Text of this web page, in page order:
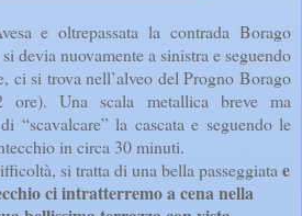
e oltrepassata la contrada Borago
devia nuovamente a sinistra e seguendo
ci si trova nell’alveo del Progno Borago
Una scala metallica breve ma
“scavalcare” la cascata e seguendo le
in circa 30 minuti.
si tratta di una bella passeggiata e
ci intratterremo a cena nella